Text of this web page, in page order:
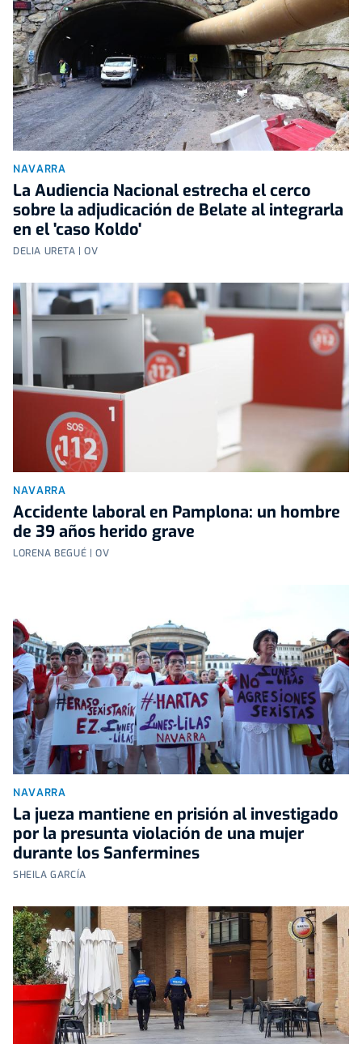
NAVARRA
La Audiencia Nacional estrecha el cerco
sobre la adjudicación de Belate al integrarla
en el 'caso Koldo'
DELIA URETA | OV
NAVARRA
Accidente laboral en Pamplona: un hombre
de 39 años herido grave
LORENA BEGUÉ | OV
NAVARRA
La jueza mantiene en prisión al investigado
por la presunta violación de una mujer
durante los Sanfermines
SHEILA GARCÍA